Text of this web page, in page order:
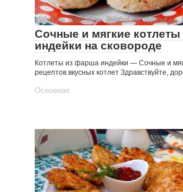
Сочные и мягкие котлеты
индейки на сковороде
Котлеты из фарша индейки — Сочные и
рецептов вкусных котлет Здравствуйте,
Основная